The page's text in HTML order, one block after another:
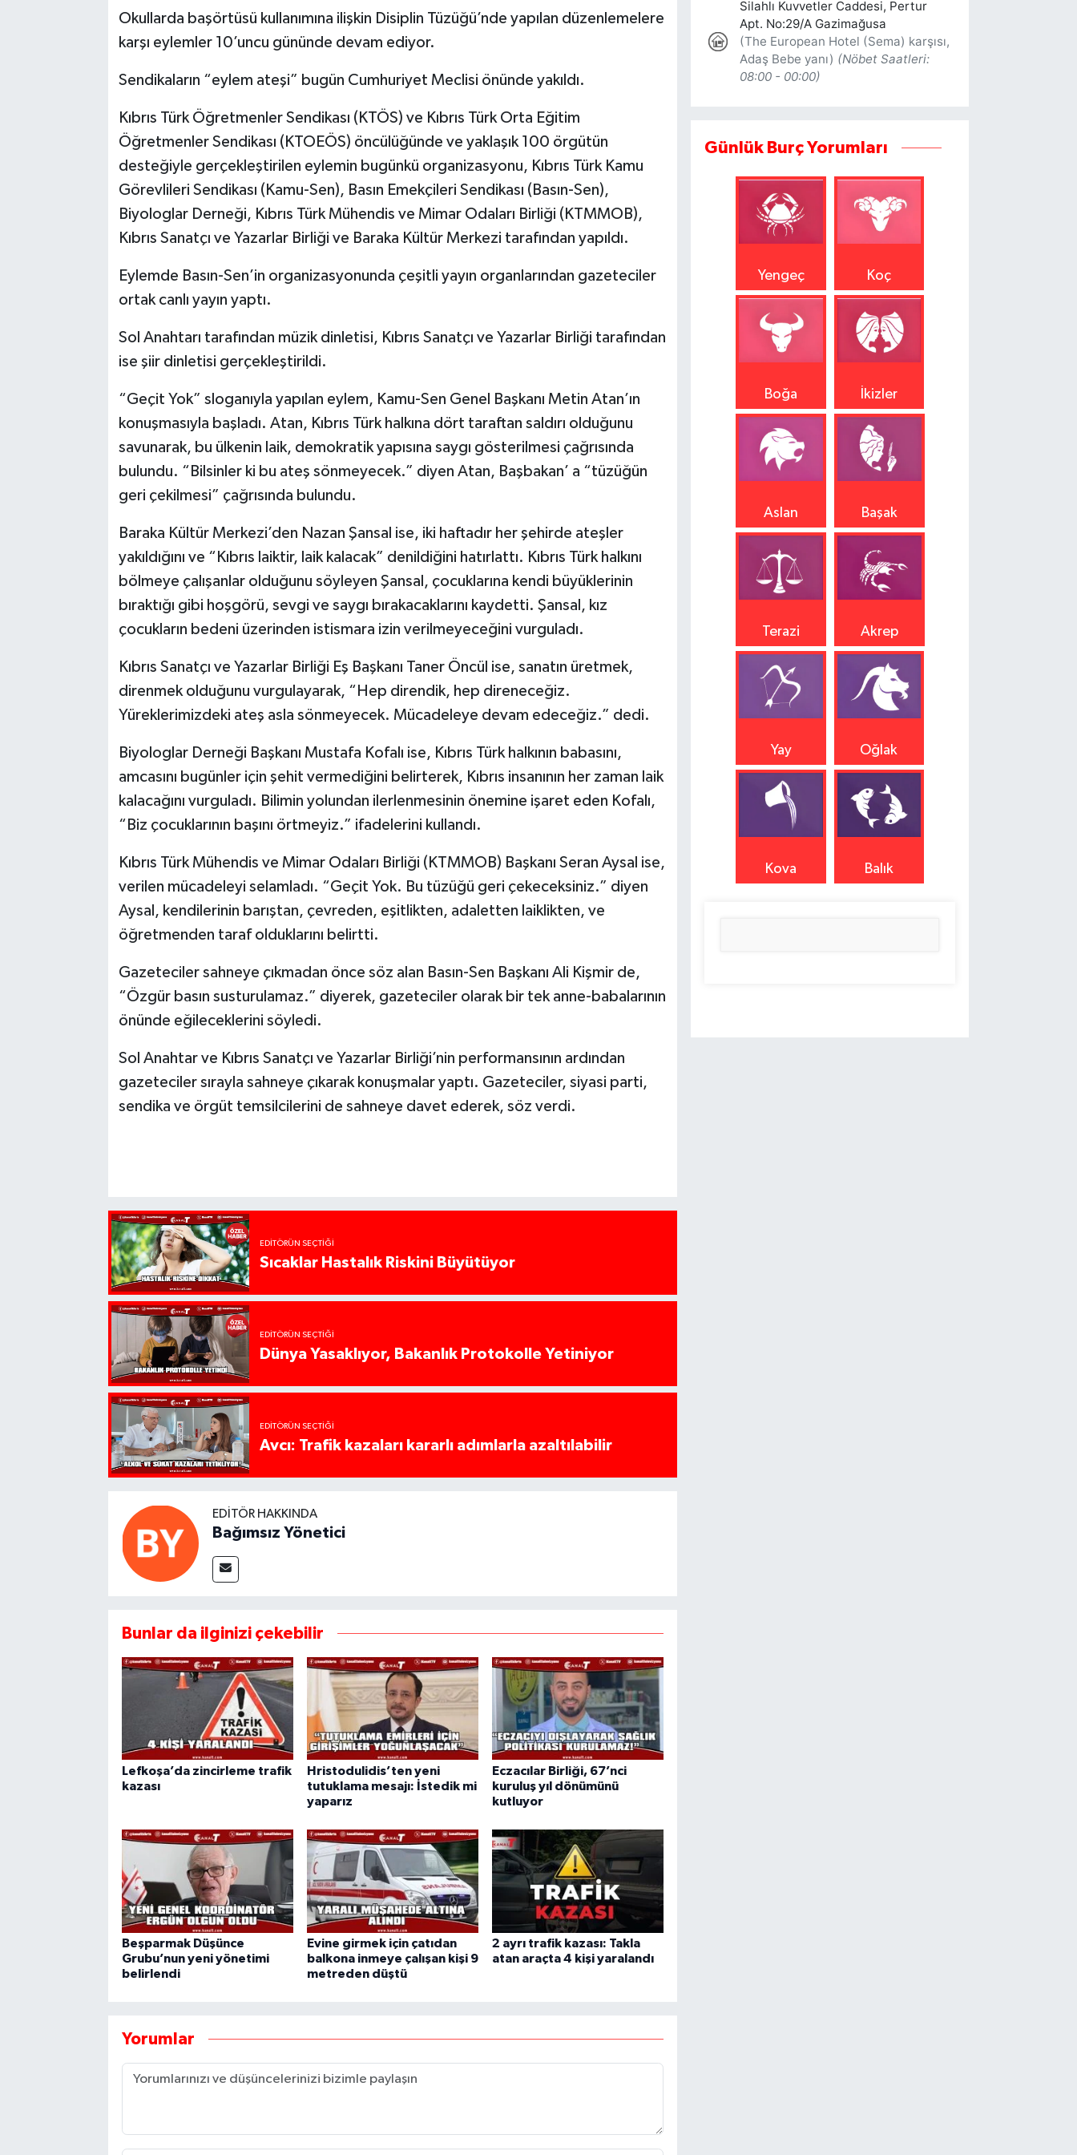
Okullarda başörtüsü kullanımına ilişkin Disiplin Tüzüğü’nde yapılan düzenlemelere
karşı eylemler 10’uncu gününde devam ediyor.
Sendikaların “eylem ateşi” bugün Cumhuriyet Meclisi önünde yakıldı.
Kıbrıs Türk Öğretmenler Sendikası (KTÖS) ve Kıbrıs Türk Orta Eğitim
Öğretmenler Sendikası (KTOEÖS) öncülüğünde ve yaklaşık 100 örgütün
desteğiyle gerçekleştirilen eylemin bugünkü organizasyonu, Kıbrıs Türk Kamu
Görevlileri Sendikası (Kamu-Sen), Basın Emekçileri Sendikası (Basın-Sen),
Biyologlar Derneği, Kıbrıs Türk Mühendis ve Mimar Odaları Birliği (KTMMOB),
Kıbrıs Sanatçı ve Yazarlar Birliği ve Baraka Kültür Merkezi tarafından yapıldı.
Eylemde Basın-Sen’in organizasyonunda çeşitli yayın organlarından gazeteciler
ortak canlı yayın yaptı.
Sol Anahtarı tarafından müzik dinletisi, Kıbrıs Sanatçı ve Yazarlar Birliği tarafından
ise şiir dinletisi gerçekleştirildi.
“Geçit Yok” sloganıyla yapılan eylem, Kamu-Sen Genel Başkanı Metin Atan’ın
konuşmasıyla başladı. Atan, Kıbrıs Türk halkına dört taraftan saldırı olduğunu
savunarak, bu ülkenin laik, demokratik yapısına saygı gösterilmesi çağrısında
bulundu. “Bilsinler ki bu ateş sönmeyecek.” diyen Atan, Başbakan’ a “tüzüğün
geri çekilmesi” çağrısında bulundu.
Baraka Kültür Merkezi’den Nazan Şansal ise, iki haftadır her şehirde ateşler
yakıldığını ve “Kıbrıs laiktir, laik kalacak” denildiğini hatırlattı. Kıbrıs Türk halkını
bölmeye çalışanlar olduğunu söyleyen Şansal, çocuklarına kendi büyüklerinin
bıraktığı gibi hoşgörü, sevgi ve saygı bırakacaklarını kaydetti. Şansal, kız
çocukların bedeni üzerinden istismara izin verilmeyeceğini vurguladı.
Kıbrıs Sanatçı ve Yazarlar Birliği Eş Başkanı Taner Öncül ise, sanatın üretmek,
direnmek olduğunu vurgulayarak, “Hep direndik, hep direneceğiz.
Yüreklerimizdeki ateş asla sönmeyecek. Mücadeleye devam edeceğiz.” dedi.
Biyologlar Derneği Başkanı Mustafa Kofalı ise, Kıbrıs Türk halkının babasını,
amcasını bugünler için şehit vermediğini belirterek, Kıbrıs insanının her zaman laik
kalacağını vurguladı. Bilimin yolundan ilerlenmesinin önemine işaret eden Kofalı,
“Biz çocuklarının başını örtmeyiz.” ifadelerini kullandı.
Kıbrıs Türk Mühendis ve Mimar Odaları Birliği (KTMMOB) Başkanı Seran Aysal ise,
verilen mücadeleyi selamladı. “Geçit Yok. Bu tüzüğü geri çekeceksiniz.” diyen
Aysal, kendilerinin barıştan, çevreden, eşitlikten, adaletten laiklikten, ve
öğretmenden taraf olduklarını belirtti.
Gazeteciler sahneye çıkmadan önce söz alan Basın-Sen Başkanı Ali Kişmir de,
“Özgür basın susturulamaz.” diyerek, gazeteciler olarak bir tek anne-babalarının
önünde eğileceklerini söyledi.
Sol Anahtar ve Kıbrıs Sanatçı ve Yazarlar Birliği’nin performansının ardından
gazeteciler sırayla sahneye çıkarak konuşmalar yaptı. Gazeteciler, siyasi parti,
sendika ve örgüt temsilcilerini de sahneye davet ederek, söz verdi.
EDITÖRÜN SEÇTIĞI
Sıcaklar Hastalık Riskini Büyütüyor
EDITÖRÜN SEÇTIĞI
Dünya Yasaklıyor, Bakanlık Protokolle Yetiniyor
EDITÖRÜN SEÇTIĞI
Avcı: Trafik kazaları kararlı adımlarla azaltılabilir
EDITÖR HAKKINDA
Bağımsız Yönetici
Bunlar da ilginizi çekebilir
Lefkoşa’da zincirleme trafik
kazası
Hristodulidis’ten yeni
tutuklama mesajı: İstedik mi
yaparız
Eczacılar Birliği, 67’nci
kuruluş yıl dönümünü
kutluyor
Beşparmak Düşünce
Grubu’nun yeni yönetimi
belirlendi
Evine girmek için çatıdan
balkona inmeye çalışan kişi 9
metreden düştü
2 ayrı trafik kazası: Takla
atan araçta 4 kişi yaralandı
Yorumlar
Günlük Burç Yorumları
Yengeç Koç
Boğa İkizler
Aslan Başak
Terazi Akrep
Yay Oğlak
Kova Balık